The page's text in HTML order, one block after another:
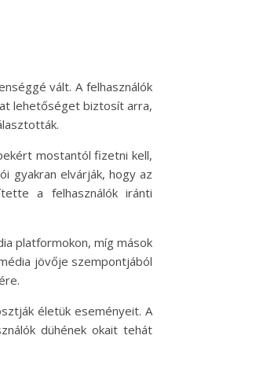
vált. A felhasználók
lehetőséget biztosít arra,
mostantól fizetni kell,
gyakran elvárják, hogy az
a felhasználók iránti
platformokon, míg mások
jövője szempontjából
életük eseményeit. A
dühének okait tehát